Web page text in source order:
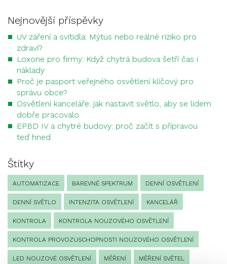
Nejnovější příspěvky
UV záření a svítidla: Mýtus nebo reálné riziko pro
zdraví?
Loxone pro firmy: Když chytrá budova šetří čas i
náklady
Proč je pasport veřejného osvětlení klíčový pro
správu obce?
Osvětlení kanceláře: jak nastavit světlo, aby se lidem
dobře pracovalo
EPBD IV a chytré budovy: proč začít s přípravou
teď hned
Štítky
AUTOMATIZACE BAREVNÉ SPEKTRUM DENNÍ OSVĚTLENÍ
DENNÍ SVĚTLO INTENZITA OSVĚTLENÍ KANCELÁŘ
KONTROLA KONTROLA NOUZOVÉHO OSVĚTLENÍ
KONTROLA PROVOZUSCHOPNOSTI NOUZOVÉHO OSVĚTLENÍ
LED NOUZOVÉ OSVĚTLENÍ MĚŘENÍ MĚŘENÍ SVĚTEL